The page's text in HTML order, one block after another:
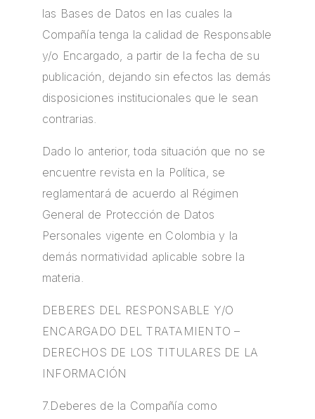
las Bases de Datos en las cuales la
Compañía tenga la calidad de Responsable
y/o Encargado, a partir de la fecha de su
publicación, dejando sin efectos las demás
disposiciones institucionales que le sean
contrarias.
Dado lo anterior, toda situación que no se
encuentre revista en la Política, se
reglamentará de acuerdo al Régimen
General de Protección de Datos
Personales vigente en Colombia y la
demás normatividad aplicable sobre la
materia.
DEBERES DEL RESPONSABLE Y/O
ENCARGADO DEL TRATAMIENTO –
DERECHOS DE LOS TITULARES DE LA
INFORMACIÓN
7.Deberes de la Compañía como